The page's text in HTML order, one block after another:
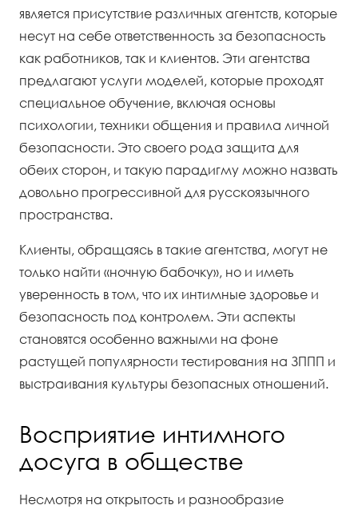
является присутствие различных агентств, которые
несут на себе ответственность за безопасность
как работников, так и клиентов. Эти агентства
предлагают услуги моделей, которые проходят
специальное обучение, включая основы
психологии, техники общения и правила личной
безопасности. Это своего рода защита для
обеих сторон, и такую парадигму можно назвать
довольно прогрессивной для русскоязычного
пространства.
Клиенты, обращаясь в такие агентства, могут не
только найти «ночную бабочку», но и иметь
уверенность в том, что их интимные здоровье и
безопасность под контролем. Эти аспекты
становятся особенно важными на фоне
растущей популярности тестирования на ЗППП и
выстраивания культуры безопасных отношений.
Восприятие интимного
досуга в обществе
Несмотря на открытость и разнообразие